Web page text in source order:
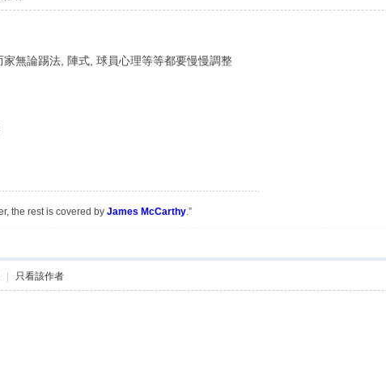
無論踢法, 陣式, 球員心理等等都要慢慢調整
the rest is covered byJames McCarthy.”
只看該作者